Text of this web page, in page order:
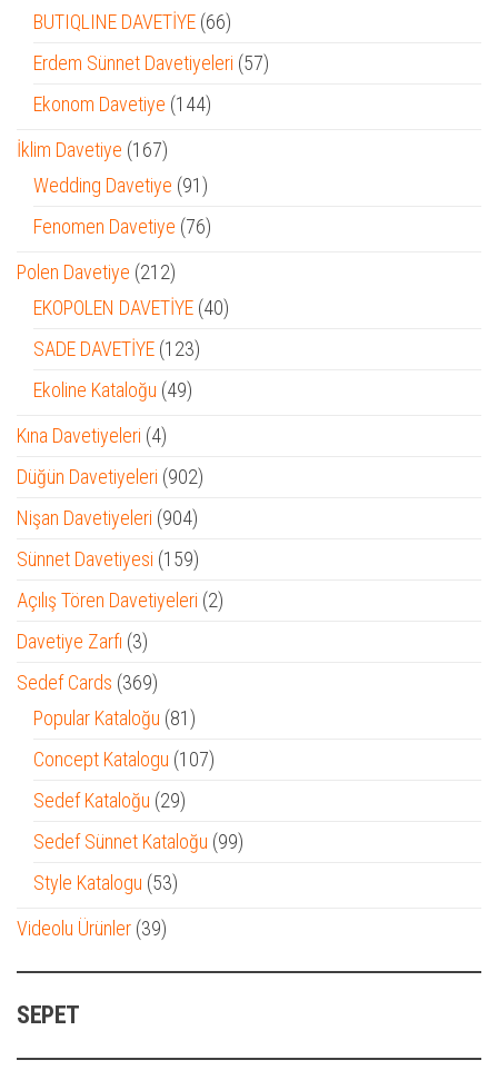
ürün
BUTIQLINE DAVETİYE 6666
ürün
Erdem Sünnet Davetiyeleri 5757
Ekonom Davetiye 144144
İklim Davetiye 167167
ürün
Wedding Davetiye 9191
ürün
Fenomen Davetiye 7676
Polen Davetiye 212212
ürün
EKOPOLEN DAVETİYE 4040
SADE DAVETİYE 123123
Ekoline Kataloğu 4949
Kına Davetiyeleri 44
ürün
Düğün Davetiyeleri 902902
Nişan Davetiyeleri 904904
ürün
Sünnet Davetiyesi 159159
ürün
Açılış Tören Davetiyeleri 22
Davetiye Zarfı 33
ürün
Sedef Cards 369369
ürün
Popular Kataloğu 8181
ürün
Concept Katalogu 107107
Sedef Kataloğu 2929
ürün
Sedef Sünnet Kataloğu 9999
Style Katalogu 5353
Videolu Ürünler 3939
SEPET